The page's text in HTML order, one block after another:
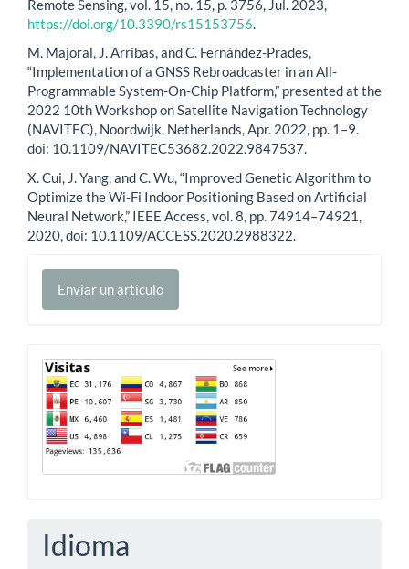
Remote Sensing, vol. 15, no. 15, p. 3756, Jul. 2023,
https://doi.org/10.3390/rs15153756
M. Majoral, J. Arribas, and C. Fernández-Prades,
“Implementation of a GNSS Rebroadcaster in an All-
Programmable System-On-Chip Platform,” presented at the
2022 10th Workshop on Satellite Navigation Technology
(NAVITEC), Noordwijk, Netherlands, Apr. 2022, pp. 1–9.
doi: 10.1109/NAVITEC53682.2022.9847537.
X. Cui, J. Yang, and C. Wu, “Improved Genetic Algorithm to
Optimize the Wi-Fi Indoor Positioning Based on Artificial
Neural Network,” IEEE Access, vol. 8, pp. 74914–74921,
2020, doi: 10.1109/ACCESS.2020.2988322.
Enviar
unEnviar un artículo
Contador
Idioma